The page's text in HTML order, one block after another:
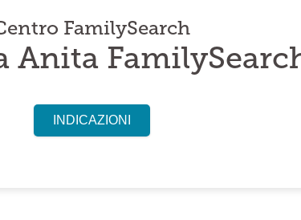
FamilySearch
Anita
INDICAZIONI